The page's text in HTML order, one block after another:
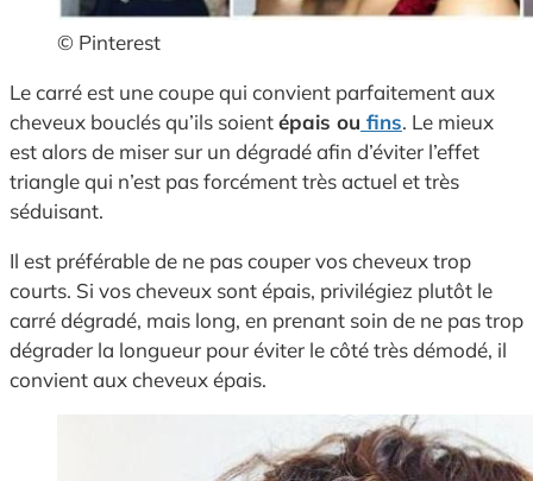
© Pinterest
Le carré est une coupe qui convient parfaitement aux
cheveux bouclés qu’ils soientépais ou fins. Le mieux
est alors de miser sur un dégradé afin d’éviter l’effet
triangle qui n’est pas forcément très actuel et très
séduisant.
Il est préférable de ne pas couper vos cheveux trop
courts. Si vos cheveux sont épais, privilégiez plutôt le
carré dégradé, mais long, en prenant soin de ne pas trop
dégrader la longueur pour éviter le côté très démodé, il
convient aux cheveux épais.